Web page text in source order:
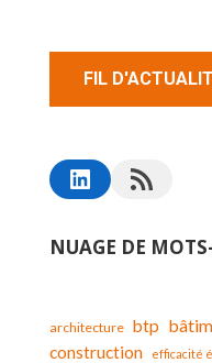
FIL
NUAGE DE
architecture btp
construction efficacité